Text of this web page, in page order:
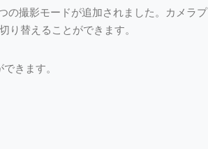
の撮影モードが追加されました。カメラプ
り替えることができます。
きます。